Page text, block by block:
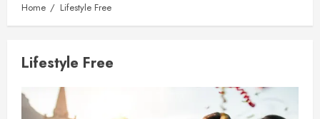
Home Lifestyle Free
Lifestyle Free